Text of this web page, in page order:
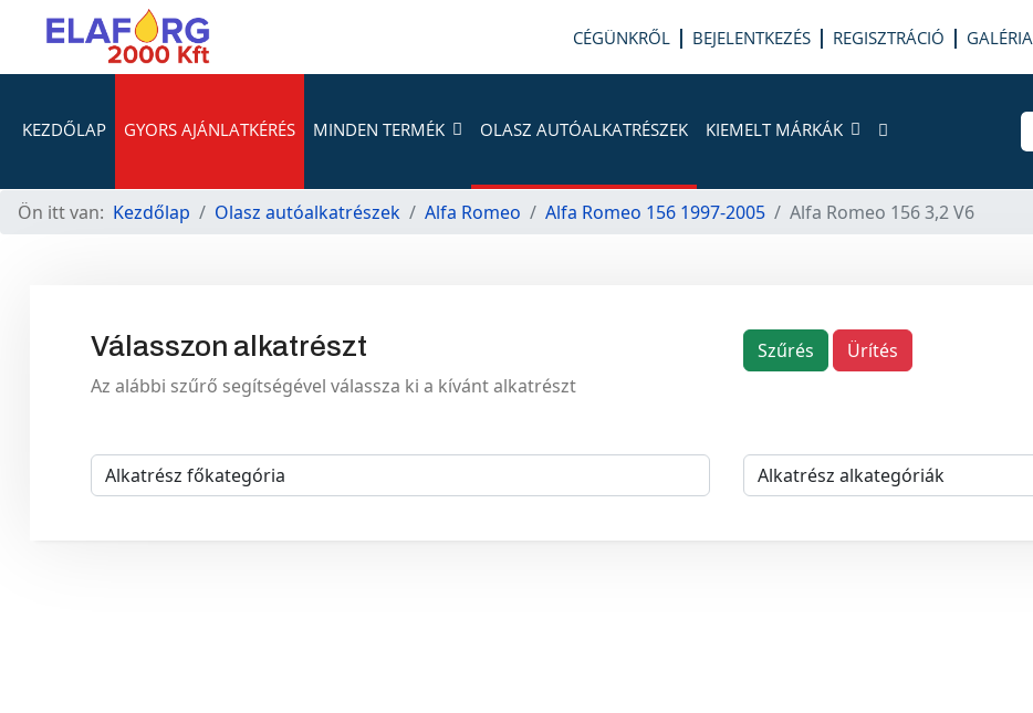
CÉGÜNKRŐL BEJELENTKEZÉS REGISZTRÁCIÓ GALÉRIA
KEZDŐLAP GYORS AJÁNLATKÉRÉS MINDEN TERMÉK OLASZ AUTÓALKATRÉSZEK KIEMELT MÁRKÁK
Ön itt van: Kezdőlap Olasz autóalkatrészek Alfa Romeo Alfa Romeo 156 1997-2005 Alfa Romeo 156 3,2 V6
Válasszon alkatrészt
Az alábbi szűrő segítségével válassza ki a kívánt alkatrészt
Szűrés Ürítés